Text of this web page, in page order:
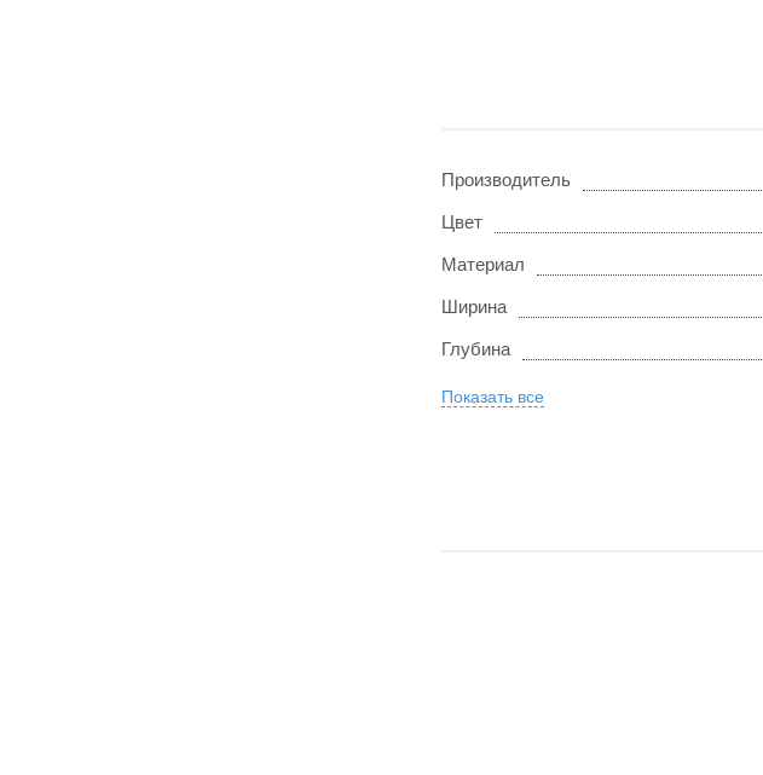
Производитель
Цвет
Материал
Ширина
Глубина
Показать все